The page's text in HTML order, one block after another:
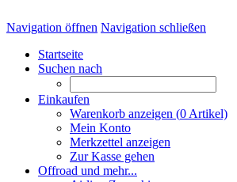
Navigation öffnen Navigation schließen
Startseite
Suchen nach
Einkaufen
Warenkorb anzeigen (0 Artikel)
Mein Konto
Merkzettel anzeigen
Zur Kasse gehen
Offroad und mehr...